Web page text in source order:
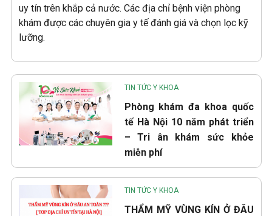
uy tín trên khắp cả nước. Các địa chỉ bệnh viện phòng
khám được các chuyên gia y tế đánh giá và chọn lọc kỹ
lưỡng.
TIN TỨC Y KHOA
Phòng khám đa khoa quốc
tế Hà Nội 10 năm phát triển
– Tri ân khám sức khỏe
miễn phí
TIN TỨC Y KHOA
THẨM MỸ VÙNG KÍN Ở ĐÂU